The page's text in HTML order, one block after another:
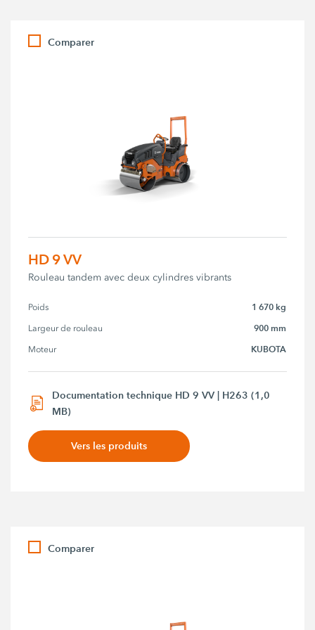
Comparer
HD 9 VV
Rouleau tandem avec deux cylindres vibrants
Poids 1 670 kg
Largeur de rouleau 900 mm
Moteur KUBOTA
Documentation technique HD 9 VV | H263 (1,0
MB)
Vers les produits
Comparer